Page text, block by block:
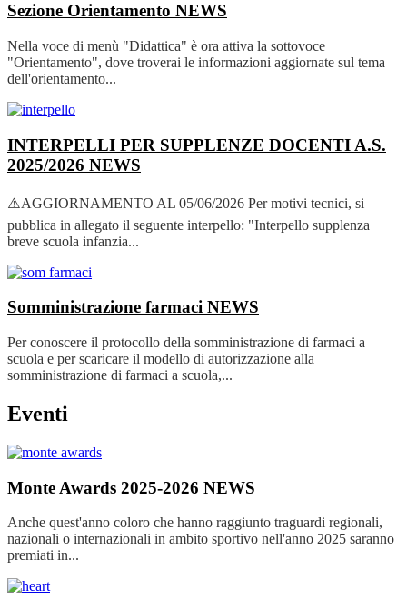
Sezione Orientamento NEWS
Nella voce di menù "Didattica" è ora attiva la sottovoce
"Orientamento", dove troverai le informazioni aggiornate sul tema
dell'orientamento...
INTERPELLI PER SUPPLENZE DOCENTI A.S.
2025/2026 NEWS
⚠️AGGIORNAMENTO AL 05/06/2026 Per motivi tecnici, si
pubblica in allegato il seguente interpello: "Interpello supplenza
breve scuola infanzia...
Somministrazione farmaci NEWS
Per conoscere il protocollo della somministrazione di farmaci a
scuola e per scaricare il modello di autorizzazione alla
somministrazione di farmaci a scuola,...
Eventi
Monte Awards 2025-2026 NEWS
Anche quest'anno coloro che hanno raggiunto traguardi regionali,
nazionali o internazionali in ambito sportivo nell'anno 2025 saranno
premiati in...